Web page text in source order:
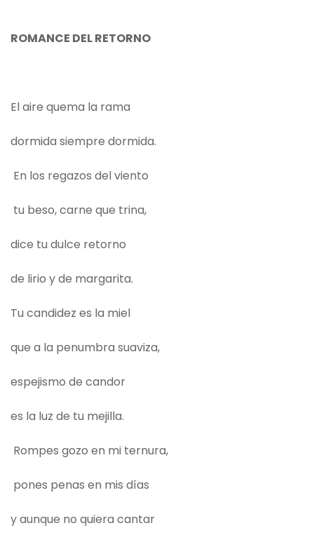
ROMANCE DEL RETORNO
El aire quema la rama
dormida siempre dormida.
En los regazos del viento
tu beso, carne que trina,
dice tu dulce retorno
de lirio y de margarita.
Tu candidez es la miel
que a la penumbra suaviza,
espejismo de candor
es la luz de tu mejilla.
Rompes gozo en mi ternura,
pones penas en mis días
y aunque no quiera cantar